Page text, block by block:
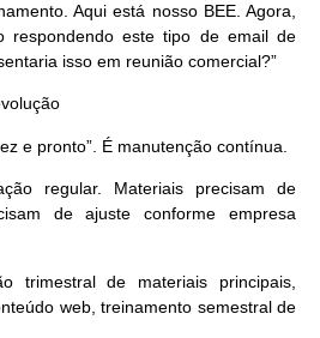
Aqui está nosso BEE. Agora,
respondendo este tipo de email de
isso em reunião comercial?”
e pronto”. É manutenção contínua.
regular. Materiais precisam de
de ajuste conforme empresa
trimestral de materiais principais,
web, treinamento semestral de